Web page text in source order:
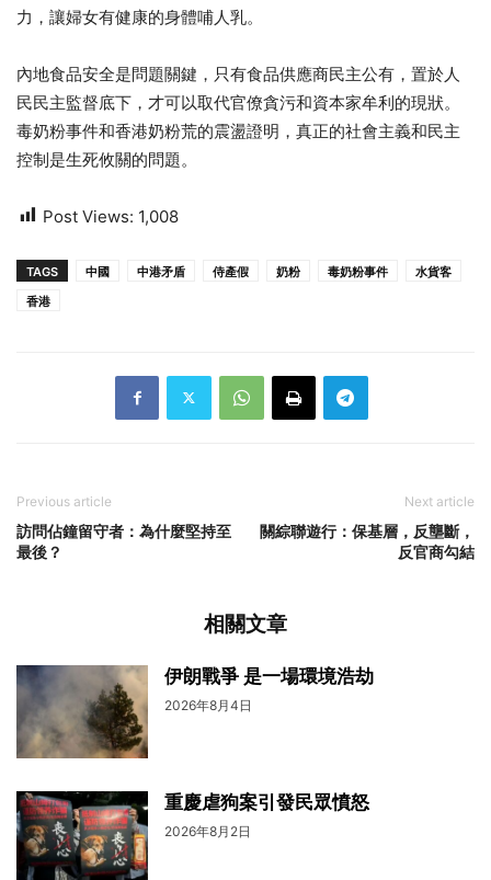
力，讓婦女有健康的身體哺人乳。
內地食品安全是問題關鍵，只有食品供應商民主公有，置於人
民民主監督底下，才可以取代官僚貪污和資本家牟利的現狀。
毒奶粉事件和香港奶粉荒的震盪證明，真正的社會主義和民主
控制是生死攸關的問題。
Post Views: 1,008
TAGS 中國 中港矛盾 侍產假 奶粉 毒奶粉事件
水貨客
香港
Previous article
訪問佔鐘留守者：為什麼堅持至
最後？
Next article
關綜聯遊行：保基層，反壟斷，
反官商勾結
相關文章
伊朗戰爭 是一場環境浩劫
2026年8月4日
重慶虐狗案引發民眾憤怒
2026年8月2日